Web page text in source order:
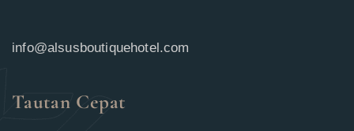
info@alsusboutiquehotel.com
Tautan Cepat